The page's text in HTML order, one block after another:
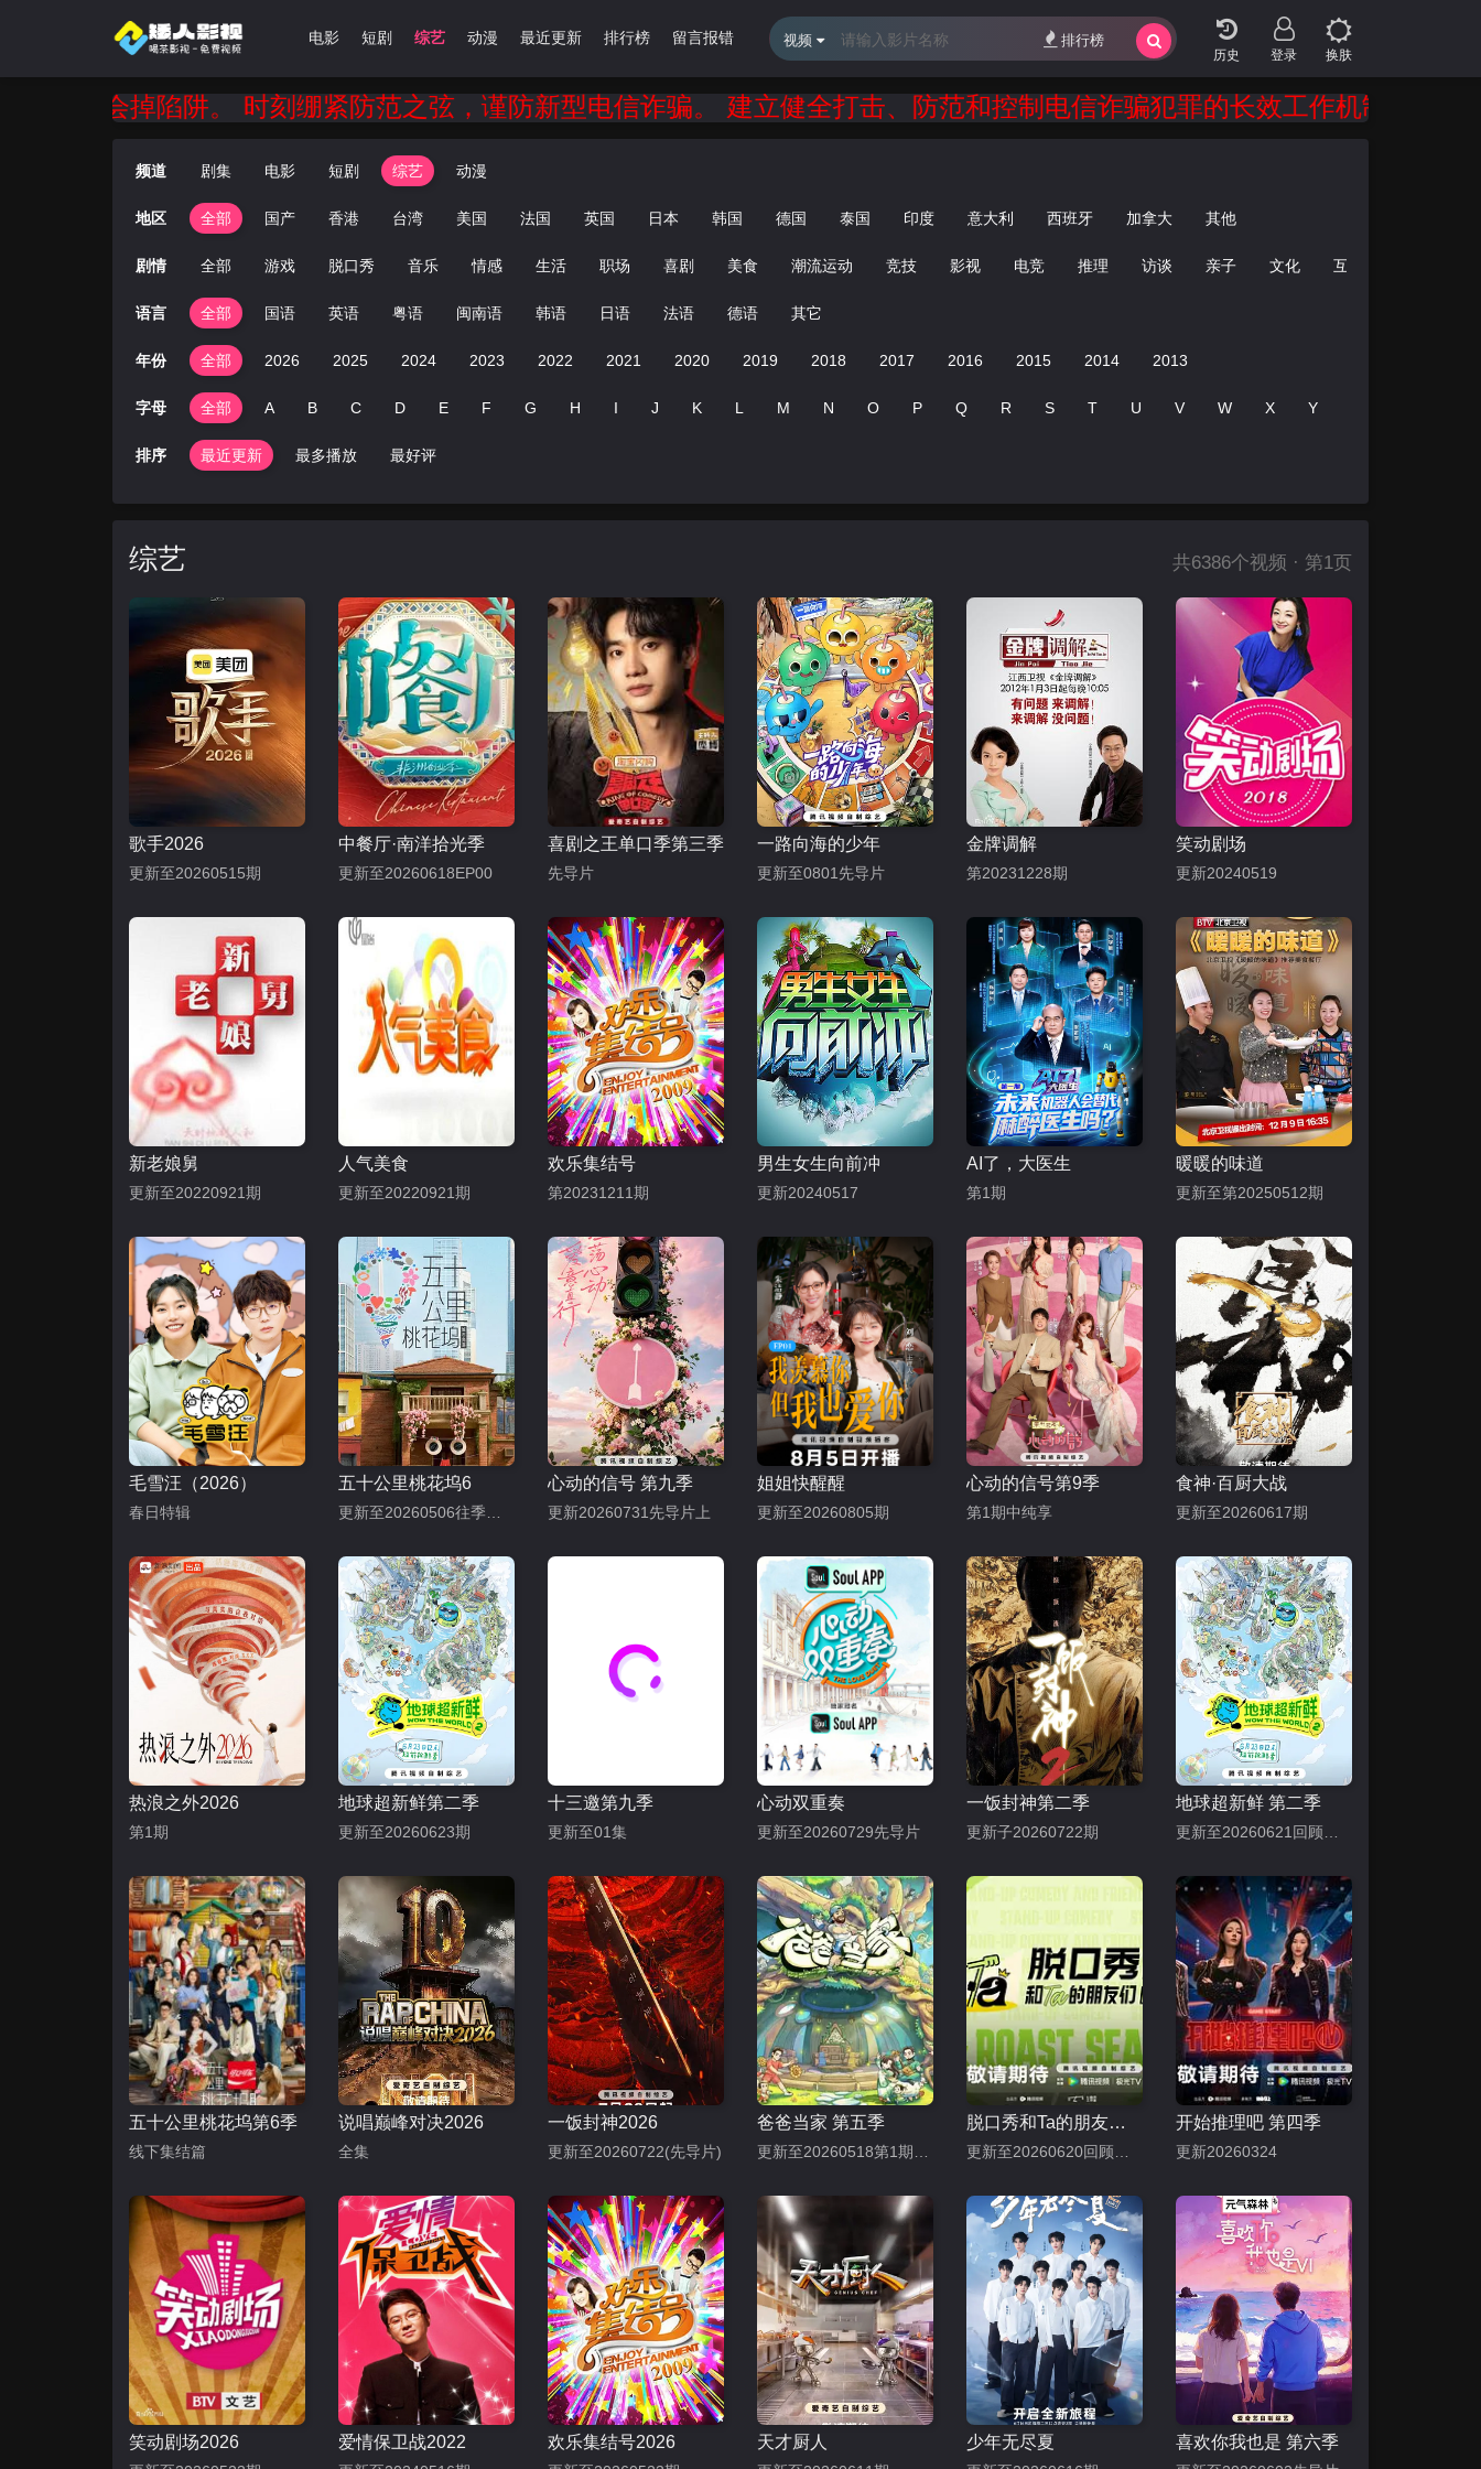
首页 电影 短剧 综艺 动漫 最近更新 排行榜 留言报错
登录 换肤
视频 排行榜
掉陷阱。 时刻绷紧防范之弦，谨防新型电信诈骗。 建立健全打击、防范和控制电信诈骗犯罪的长效工作机制。 严厉打
频道 剧集 电影 短剧 综艺 动漫
地区 全部 国产 香港 台湾 美国 法国 英国 日本 韩国 德国 泰国 印度 意大利 西班牙 加拿大 其他
剧情 全部 游戏 脱口秀 音乐 情感 生活 职场 喜剧 美食 潮流运动 竞技 影视 电竞 推理 访谈 亲子 文化 互动
语言 全部 国语 英语 粤语 闽南语 韩语 日语 法语 德语 其它
年份 全部 2026 2025 2024 2023 2022 2021 2020 2019 2018 2017 2016 2015 2014 2013
字母 全部 A B C D E F G H I J K L M N O P Q R S T U V W X Y
排序 最近更新 最多播放 最好评
综艺 共6386个视频 · 第1页
歌手2026
更新至20260515期
中餐厅·南洋拾光季
更新至20260618EP00
喜剧之王单口季第三季
先导片
一路向海的少年
更新至0801先导片
金牌调解
第20231228期
笑动剧场
更新20240519
新老娘舅
更新至20220921期
人气美食
更新至20220921期
欢乐集结号
第20231211期
男生女生向前冲
更新20240517
AI了，大医生
第1期
暖暖的味道
更新至第20250512期
毛雪汪（2026）
春日特辑
五十公里桃花坞6 心动的信号 第九季
更新20260731先导片上
姐姐快醒醒
更新至20260805期
心动的信号第9季
第1期中纯享
食神·百厨大战
更新至20260617期
热浪之外2026
第1期
地球超新鲜第二季
更新至20260623期
十三邀第九季
更新至01集
心动双重奏
更新至20260729先导片
一饭封神第二季
更新子20260722期
地球超新鲜 第二季
五十公里桃花坞第6季
线下集结篇
说唱巅峰对决2026
全集
一饭封神2026
更新至20260722(先导片)
爸爸当家 第五季 脱口秀和Ta的朋友们 第三季 开始推理吧 第四季
更新20260324
笑动剧场2026 爱情保卫战2022 欢乐集结号2026 天才厨人 少年无尽夏 喜欢你我也是 第六季